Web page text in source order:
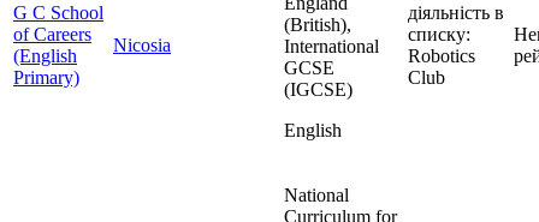
G C School
of Careers
(English
Primary)
Nicosia
(British),
International
GCSE
(IGCSE)
English
діяльність в
списку:
Robotics
Club
National
Curriculum for